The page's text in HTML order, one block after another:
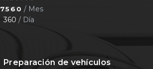
75 6 0 / Mes
360 / Día
Preparación de vehículos